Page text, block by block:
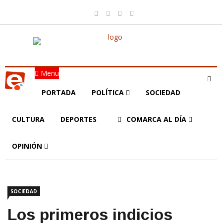
Menu
PORTADA POLÍTICA SOCIEDAD
CULTURA DEPORTES COMARCA AL DÍA
OPINIÓN
SOCIEDAD
Los primeros indicios